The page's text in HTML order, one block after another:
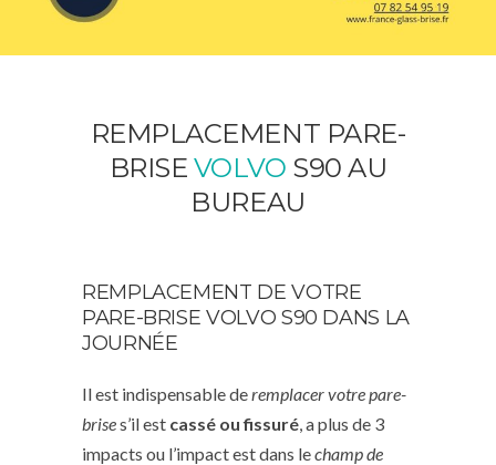
REMPLACEMENT PARE-
BRISE VOLVO S90 AU
BUREAU
REMPLACEMENT DE VOTRE
PARE-BRISE VOLVO S90 DANS LA
JOURNÉE
Il est indispensable deremplacer votre pare-
brises’il est cassé ou fissuré , a plus de 3
impacts ou l’impact est dans lechamp de